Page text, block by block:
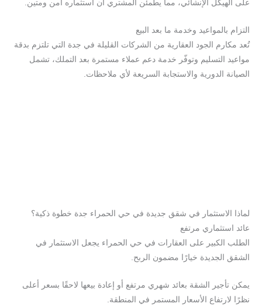
على الهيكل الإنشائي، مما يطمئن المشتري أن استثماره آمن ومتين.
التزام بالمواعيد وخدمة ما بعد البيع
تُعد مكارم الجود العقارية من الشركات القليلة في جدة التي تلتزم بدقة
مواعيد التسليم وتوفّر خدمة دعم عملاء مستمرة بعد التملك، تشمل
الصيانة الدورية والاستجابة السريعة لأي ملاحظات.
لماذا الاستثمار في شقق جديدة في حي الحمراء جدة خطوة ذكية؟
عائد استثماري مرتفع
الطلب الكبير على العقارات في حي الحمراء يجعل الاستثمار في
الشقق الجديدة خيارًا مضمون الربح.
يمكن تأجير الشقة بعائد شهري مرتفع أو إعادة بيعها لاحقًا بسعر أعلى
نظرًا لارتفاع الأسعار المستمر في المنطقة.